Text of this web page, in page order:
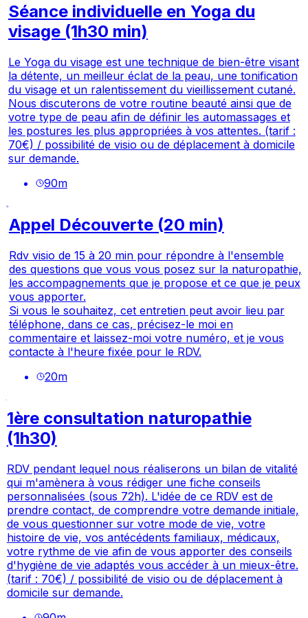
Séance individuelle en Yoga du
visage (1h30 min)
Le Yoga du visage est une technique de bien-être visant
la détente, un meilleur éclat de la peau, une tonification
du visage et un ralentissement du vieillissement cutané.
Nous discuterons de votre routine beauté ainsi que de
votre type de peau afin de définir les automassages et
les postures les plus appropriées à vos attentes. (tarif :
70€) / possibilité de visio ou de déplacement à domicile
sur demande.
90m
Appel Découverte (20 min)
Rdv visio de 15 à 20 min pour répondre à l'ensemble
des questions que vous vous posez sur la naturopathie,
les accompagnements que je propose et ce que je peux
vous apporter.
Si vous le souhaitez, cet entretien peut avoir lieu par
téléphone, dans ce cas, précisez-le moi en
commentaire et laissez-moi votre numéro, et je vous
contacte à l'heure fixée pour le RDV.
20m
1ère consultation naturopathie
(1h30)
RDV pendant lequel nous réaliserons un bilan de vitalité
qui m'amènera à vous rédiger une fiche conseils
personnalisées (sous 72h). L'idée de ce RDV est de
prendre contact, de comprendre votre demande initiale,
de vous questionner sur votre mode de vie, votre
histoire de vie, vos antécédents familiaux, médicaux,
votre rythme de vie afin de vous apporter des conseils
d'hygiène de vie adaptés vous accéder à un mieux-être.
(tarif : 70€) / possibilité de visio ou de déplacement à
domicile sur demande.